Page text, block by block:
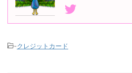
-クレジットカード